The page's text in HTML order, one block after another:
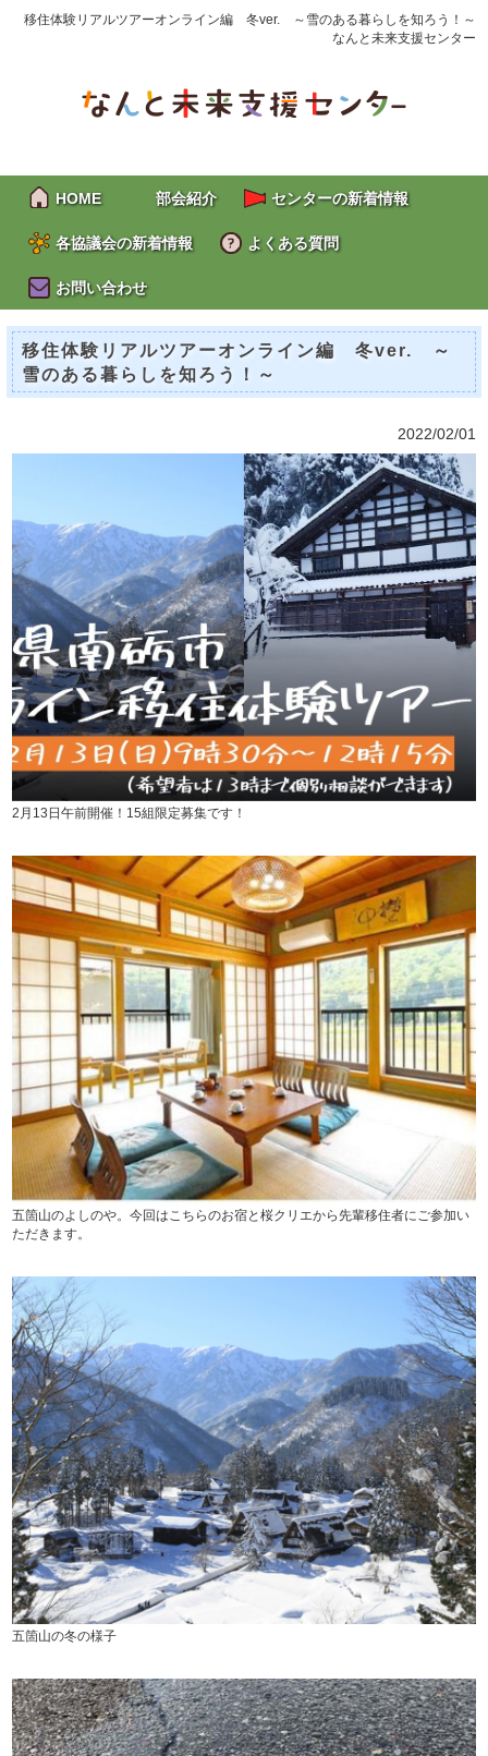
移住体験リアルツアーオンライン編 冬ver. ～雪のある暮らしを知ろう！～
なんと未来支援センター
HOME 部会紹介 センターの新着情報
各協議会の新着情報 よくある質問
お問い合わせ
移住体験リアルツアーオンライン編 冬ver. ～
雪のある暮らしを知ろう！～
2022/02/01
2月13日午前開催！15組限定募集です！
五箇山のよしのや。今回はこちらのお宿と桜クリエから先輩移住者にご参加い
ただきます。
五箇山の冬の様子